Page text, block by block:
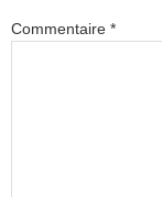
Commentaire *